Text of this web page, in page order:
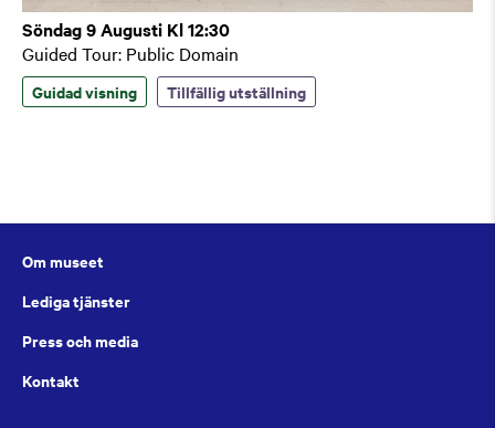
Söndag 9 Augusti Kl 12:30
Guided Tour: Public Domain
Guidad visning Tillfällig utställning
Om museet
Lediga tjänster
Press och media
Kontakt